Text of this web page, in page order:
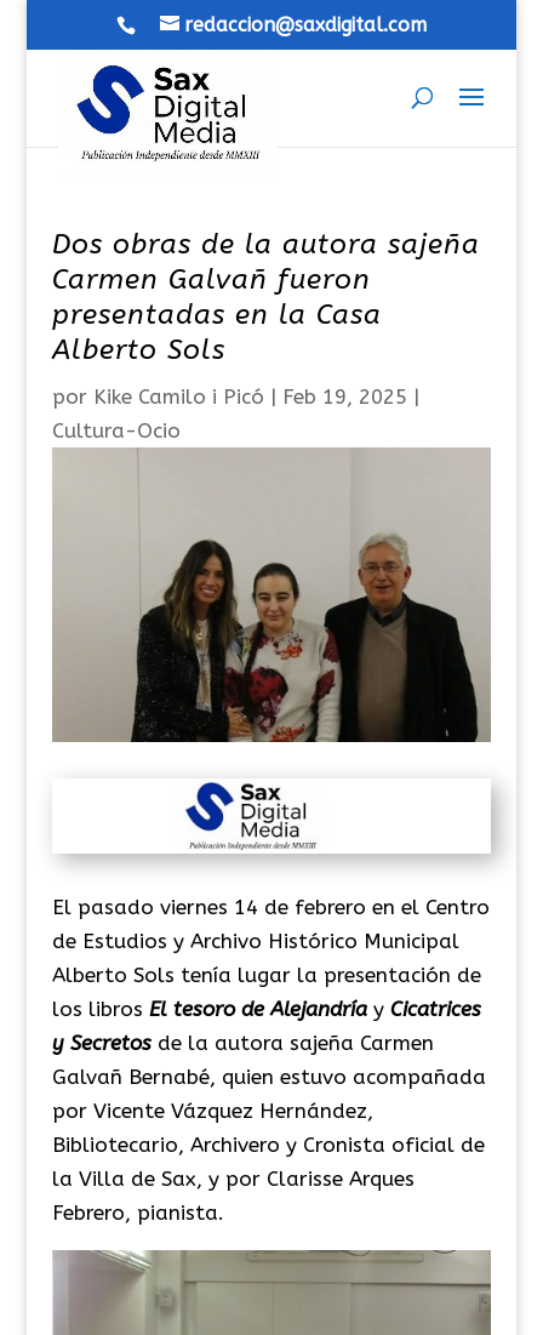
redaccion@saxdigital.com
Dos obras de la autora sajeña
Carmen Galvañ fueron
presentadas en la Casa
Alberto Sols
por Kike Camilo i Picó | Feb 19, 2025 |
Cultura-Ocio
El pasado viernes 14 de febrero en el Centro
de Estudios y Archivo Histórico Municipal
Alberto Sols tenía lugar la presentación de
los libros El tesoro de Alejandríay Cicatrices
y Secretos de la autora sajeña Carmen
Galvañ Bernabé, quien estuvo acompañada
por Vicente Vázquez Hernández,
Bibliotecario, Archivero y Cronista oficial de
la Villa de Sax, y por Clarisse Arques
Febrero, pianista.